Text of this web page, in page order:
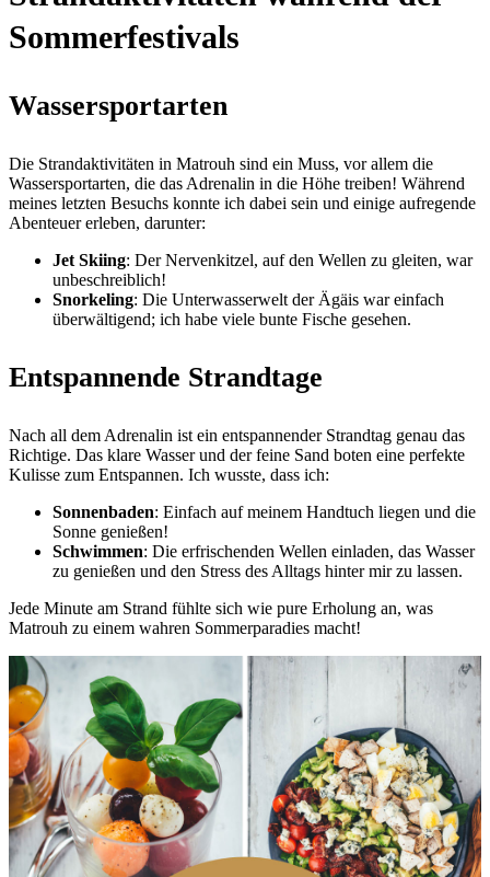
Sommerfestivals
Wassersportarten
Die Strandaktivitäten in Matrouh sind ein Muss, vor allem die
Wassersportarten, die das Adrenalin in die Höhe treiben! Während
meines letzten Besuchs konnte ich dabei sein und einige aufregende
Abenteuer erleben, darunter:
Jet Skiing: Der Nervenkitzel, auf den Wellen zu gleiten, war
unbeschreiblich!
Snorkeling: Die Unterwasserwelt der Ägäis war einfach
überwältigend; ich habe viele bunte Fische gesehen.
Entspannende Strandtage
Nach all dem Adrenalin ist ein entspannender Strandtag genau das
Richtige. Das klare Wasser und der feine Sand boten eine perfekte
Kulisse zum Entspannen. Ich wusste, dass ich:
Sonnenbaden: Einfach auf meinem Handtuch liegen und die
Sonne genießen!
Schwimmen: Die erfrischenden Wellen einladen, das Wasser
zu genießen und den Stress des Alltags hinter mir zu lassen.
Jede Minute am Strand fühlte sich wie pure Erholung an, was
Matrouh zu einem wahren Sommerparadies macht!